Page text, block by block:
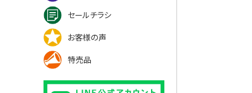
セールチラシ
お客様の声
特売品